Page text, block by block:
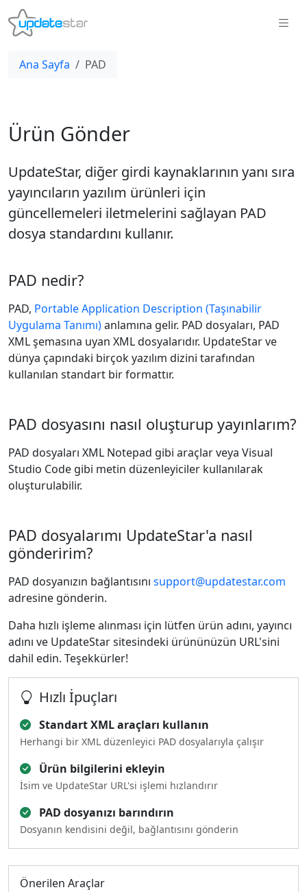
Ana Sayfa PAD
Ürün Gönder
UpdateStar, diğer girdi kaynaklarının yanı sıra
yayıncıların yazılım ürünleri için
güncellemeleri iletmelerini sağlayan PAD
dosya standardını kullanır.
PAD nedir?
PAD, Portable Application Description (Taşınabilir
Uygulama Tanımı)anlamına gelir. PAD dosyaları, PAD
XML şemasına uyan XML dosyalarıdır. UpdateStar ve
dünya çapındaki birçok yazılım dizini tarafından
kullanılan standart bir formattır.
PAD dosyasını nasıl oluşturup yayınlarım?
PAD dosyaları XML Notepad gibi araçlar veya Visual
Studio Code gibi metin düzenleyiciler kullanılarak
oluşturulabilir.
PAD dosyalarımı UpdateStar'a nasıl
gönderirim?
PAD dosyanızın bağlantısını support@updatestar.com
adresine gönderin.
Daha hızlı işleme alınması için lütfen ürün adını, yayıncı
adını ve UpdateStar sitesindeki ürününüzün URL'sini
dahil edin. Teşekkürler!
Hızlı İpuçları
Standart XML araçları kullanın
Herhangi bir XML düzenleyici PAD dosyalarıyla çalışır
Ürün bilgilerini ekleyin
İsim ve UpdateStar URL'si işlemi hızlandırır
PAD dosyanızı barındırın
Dosyanın kendisini değil, bağlantısını gönderin
Önerilen Araçlar